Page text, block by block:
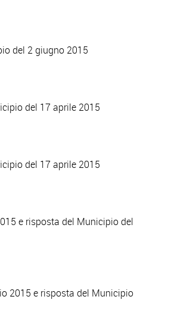
del 2 giugno 2015
del 17 aprile 2015
del 17 aprile 2015
e risposta del Municipio del
2015 e risposta del Municipio